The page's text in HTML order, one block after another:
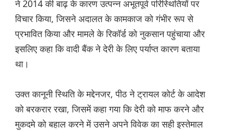
ने 2014 की बाढ़ के कारण उत्पन्न अभूतपूर्व परिस्थितियों पर
विचार किया, जिसने अदालत के कामकाज को गंभीर रूप से
प्रभावित किया और मामले के रिकॉर्ड को नुकसान पहुंचाया और
इसलिए कहा कि वादी बैंक ने देरी के लिए पर्याप्त कारण बताया
था।
उक्त कानूनी स्थिति के मद्देनजर, पीठ ने ट्रायल कोर्ट के आदेश
को बरकरार रखा, जिसमें कहा गया कि देरी को माफ करने और
मुकदमे को बहाल करने में उसने अपने विवेक का सही इस्तेमाल